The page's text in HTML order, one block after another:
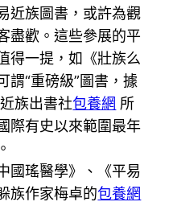
近族圖書，或許為觀
盡歡。這些參展的平
得一提，如《壯族么
謂“重磅級”圖書，據
族出書社包養網 所
際有史以來範圍最年
國瑤醫學》、《平易
族作家梅卓的包養網